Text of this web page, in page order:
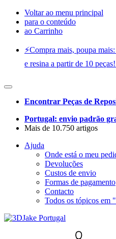
Voltar ao menu principal
para o conteúdo
ao Carrinho
⚡️Compra mais, poupa
e resina a partir de 10 peças!
Encontrar Peças de
Portugal: envio padrão
Mais de 10.750 artigos
Ajuda
Onde está o meu
Devoluções
Custos de envio
Formas de pagamento
Contacto
Todos os tópicos em